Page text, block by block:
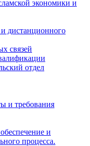
экономики и
дистанционного
связей
отдел
и требования
и
процесса.